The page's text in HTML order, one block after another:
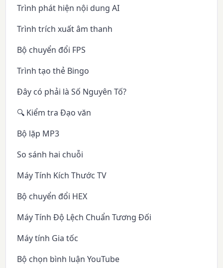
Trình phát hiện nội dung AI
Trình trích xuất âm thanh
Bộ chuyển đổi FPS
Trình tạo thẻ Bingo
Đây có phải là Số Nguyên Tố?
🔍 Kiểm tra Đạo văn
Bộ lặp MP3
So sánh hai chuỗi
Máy Tính Kích Thước TV
Bộ chuyển đổi HEX
Máy Tính Độ Lệch Chuẩn Tương Đối
Máy tính Gia tốc
Bộ chọn bình luận YouTube